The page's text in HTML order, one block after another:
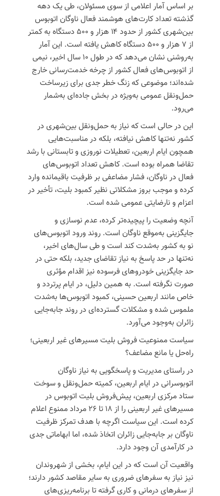
بر اساس آمار اعلامی از سوی مسئولان، طی یک دهه
گذشته تعداد کارت‌های هوشمند فعال ناوگان اتوبوس
بین‌شهری کشور از حدود ۱۴ هزار و ۵۰۰ دستگاه به کمتر
از ۷ هزار و ۵۰۰ دستگاه کاهش یافته است. این آمار
به‌روشنی نشان می‌دهد که در طول ۱۰ سال اخیر، نیمی
از اتوبوس‌های فعال کشور از چرخه خدمت‌رسانی خارج
شده‌اند؛ موضوعی که زنگ خطر جدی برای زیرساخت
حمل‌ونقل عمومی به‌ویژه در بخش جاده‌ای به‌شمار
می‌رود.
این در حالی است که نیاز به حمل‌ونقل بین‌شهری در
کشور نه‌تنها کاهش نیافته، بلکه در مناسبت‌هایی
همچون ایام اربعین، تعطیلات نوروزی و تابستانی با رشد
تقاضا همراه بوده است. کاهش تعداد اتوبوس‌های
فعال در ناوگان، فشار مضاعفی بر ظرفیت باقیمانده وارد
کرده و موجب بروز مشکلاتی نظیر کمبود بلیت، تأخیر در
اعزام و نارضایتی عمومی شده است.
آنچه وضعیت را پیچیده‌تر کرده، عدم نوسازی و
جایگزینی به‌موقع ناوگان است. روند ورود اتوبوس‌های
نو به کشور به‌شدت کند است و طی سال‌های اخیر،
نه‌تنها در حد پاسخ به نیاز تقاضای جدید، بلکه حتی در
حد جایگزینی خودروهای فرسوده نیز اقدام مؤثری
صورت نگرفته است. به همین دلیل، در ایام پرتردد و
خاص مانند اربعین حسینی، کمبود اتوبوس‌ها به‌شدت
ملموس شده و مشکلات گسترده‌ای در روند جابه‌جایی
زائران به‌وجود می‌آورد.
سیاست ممنوعیت فروش بلیت مسیرهای غیر اربعینی؛
راه‌حل یا مانع مضاعف؟
در راستای مدیریت و پاسخگویی به نیاز ناوگان
اتوبوسرانی در ایام اربعین، کمیته حمل‌ونقل و سوخت
ستاد مرکزی اربعین، پیش‌فروش بلیت اتوبوس در
مسیرهای غیر اربعینی را از ۱۸ تا ۲۶ مرداد ممنوع اعلام
کرده است. این سیاست اگرچه با هدف تمرکز ظرفیت
ناوگان بر جابه‌جایی زائران اتخاذ شده، اما ابهاماتی جدی
در کارآمدی آن وجود دارد.
واقعیت آن است که در این ایام، بخشی از شهروندان
نیز نیاز به سفرهای ضروری به سایر مقاصد کشور دارند؛
از سفرهای درمانی و کاری گرفته تا برنامه‌ریزی‌های